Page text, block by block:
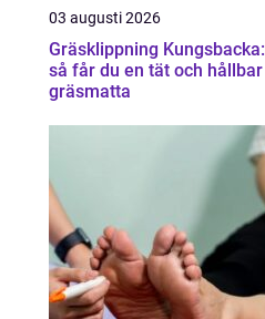
03 augusti 2026
Gräsklippning Kungsbacka:
så får du en tät och hållbar
gräsmatta